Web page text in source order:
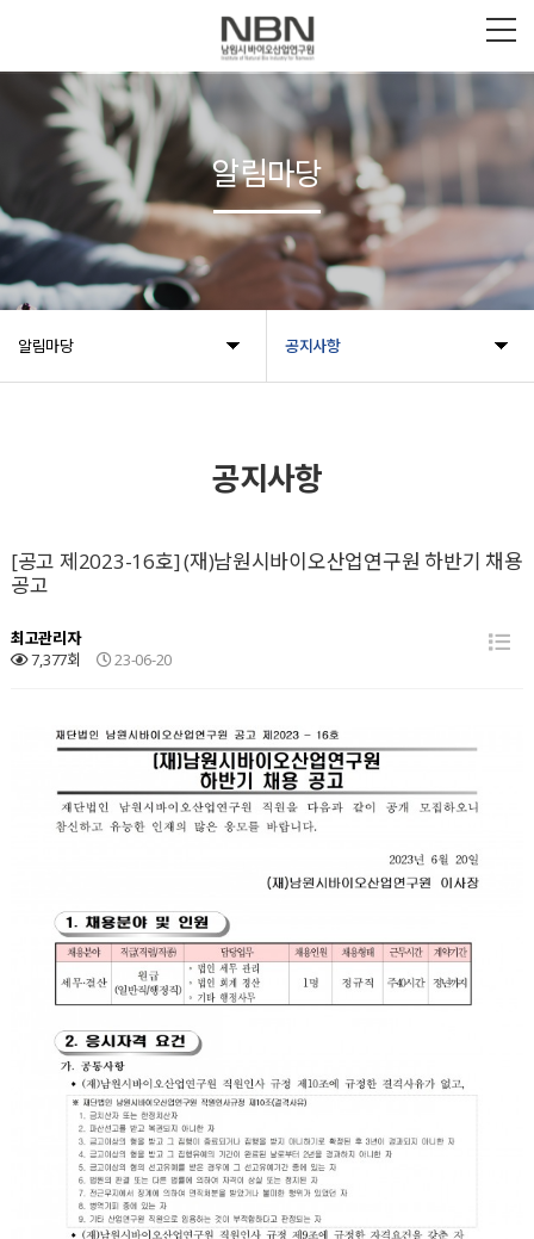
알림마당 공지사항
알림마당
공지사항
[공고 제2023-16호] (재)남원시바이오산업연구원 하반기 채용
공고
최고관리자
7,377회
23-06-20